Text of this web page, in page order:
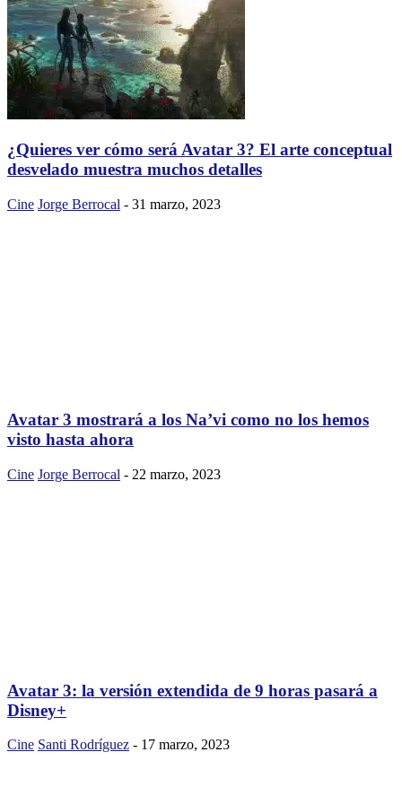
¿Quieres ver cómo será Avatar 3? El arte conceptual
desvelado muestra muchos detalles
Cine Jorge Berrocal - 31 marzo, 2023
Avatar 3 mostrará a los Na’vi como no los hemos
visto hasta ahora
Cine Jorge Berrocal - 22 marzo, 2023
Avatar 3: la versión extendida de 9 horas pasará a
Disney+
Cine Santi Rodríguez - 17 marzo, 2023